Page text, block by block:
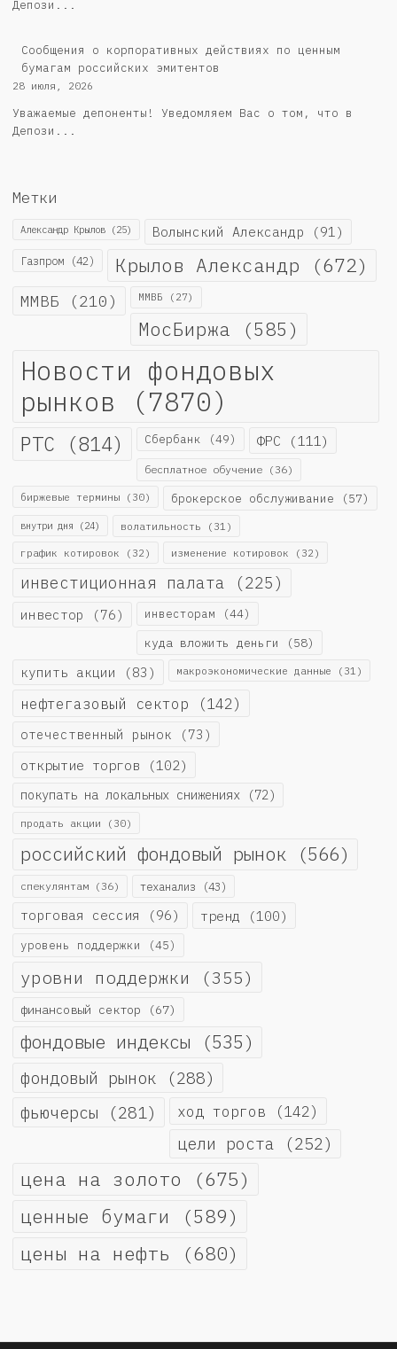
Депози...
Cообщения о корпоративных действиях по ценным
бумагам российских эмитентов
28 июля, 2026
Уважаемые депоненты! Уведомляем Вас о том, что в
Депози...
Метки
Александр Крылов (25) Волынский Александр (91)
Газпром (42) Крылов Александр (672)
ММВБ (210) ММВБ (27)
МосБиржа (585)
Новости фондовых
рынков (7870)
РТС (814) Сбербанк (49) ФРС (111)
бесплатное обучение (36)
биржевые термины (30) брокерское обслуживание (57)
внутри дня (24) волатильность (31)
график котировок (32) изменение котировок (32)
инвестиционная палата (225)
инвестор (76) инвесторам (44)
куда вложить деньги (58)
купить акции (83) макроэкономические данные (31)
нефтегазовый сектор (142)
отечественный рынок (73)
открытие торгов (102)
покупать на локальных снижениях (72)
продать акции (30)
российский фондовый рынок (566)
спекулянтам (36) теханализ (43)
торговая сессия (96) тренд (100)
уровень поддержки (45)
уровни поддержки (355)
финансовый сектор (67)
фондовые индексы (535)
фондовый рынок (288)
фьючерсы (281) ход торгов (142)
цели роста (252)
цена на золото (675)
ценные бумаги (589)
цены на нефть (680)